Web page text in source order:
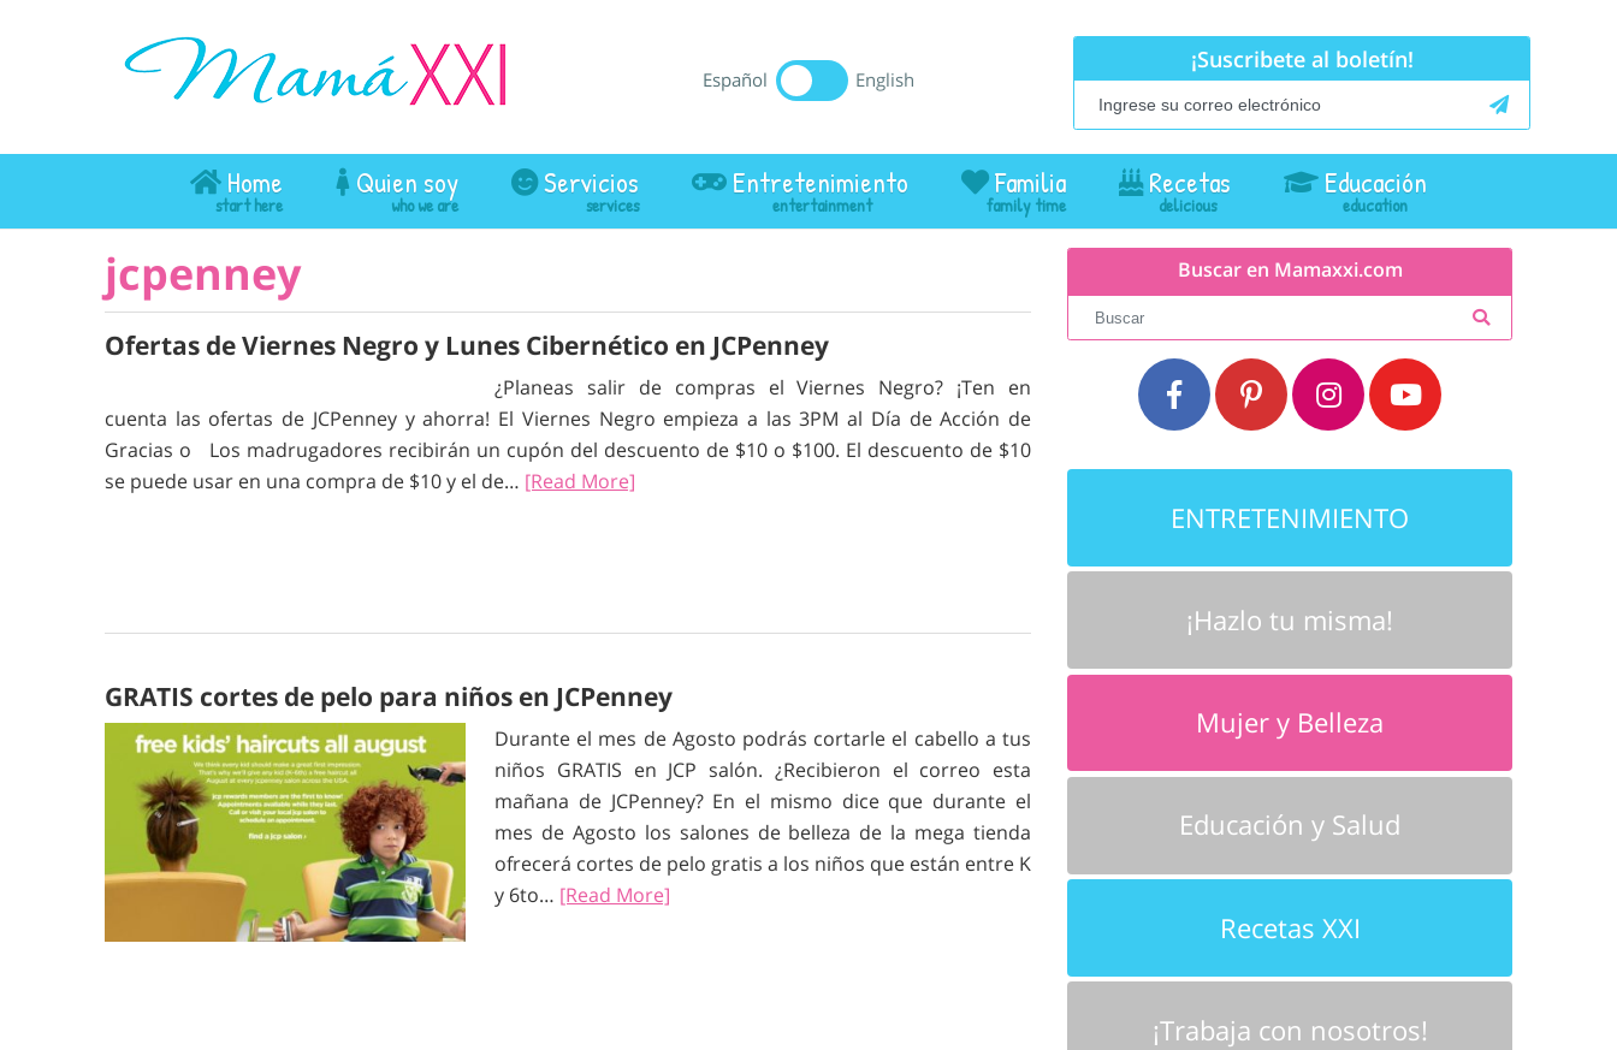
Español English
¡Suscribete al boletín!
Home Quien soy Servicios Entretenimiento Familia Recetas Educación
jcpenney
Ofertas de Viernes Negro y Lunes Cibernético en JCPenney
¿Planeas salir de compras el Viernes Negro? ¡Ten en
cuenta las ofertas de JCPenney y ahorra! El Viernes Negro empieza a las 3PM al Día de Acción de
Gracias o Los madrugadores recibirán un cupón del descuento de $10 o $100. El descuento de $10
se puede usar en una compra de $10 y el de… [Read More]
GRATIS cortes de pelo para niños en JCPenney
Durante el mes de Agosto podrás cortarle el cabello a tus
niños GRATIS en JCP salón. ¿Recibieron el correo esta
mañana de JCPenney? En el mismo dice que durante el
mes de Agosto los salones de belleza de la mega tienda
ofrecerá cortes de pelo gratis a los niños que están entre K
y 6to… [Read More]
Buscar en Mamaxxi.com
ENTRETENIMIENTO
¡Hazlo tu misma!
Mujer y Belleza
Educación y Salud
Recetas XXI
¡Trabaja con nosotros!